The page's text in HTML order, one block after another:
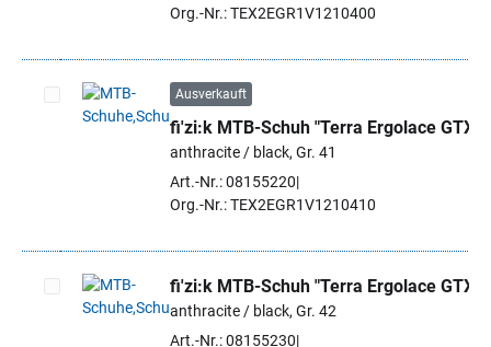
Org.-Nr.: TEX2EGR1V1210400
Artikel auswählen
Ausverkauft
fi'zi:k MTB-Schuh "Terra Ergolace GTX"
anthracite / black, Gr. 41
Art.-Nr.: 08155220
Org.-Nr.: TEX2EGR1V1210410
Artikel auswählen
fi'zi:k MTB-Schuh "Terra Ergolace GTX"
anthracite / black, Gr. 42
Art.-Nr.: 08155230